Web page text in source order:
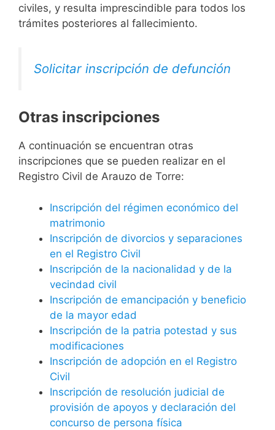
civiles, y resulta imprescindible para todos los
trámites posteriores al fallecimiento.
Solicitar inscripción de defunción
Otras inscripciones
A continuación se encuentran otras
inscripciones que se pueden realizar en el
Registro Civil de Arauzo de Torre:
Inscripción del régimen económico del
matrimonio
Inscripción de divorcios y separaciones
en el Registro Civil
Inscripción de la nacionalidad y de la
vecindad civil
Inscripción de emancipación y beneficio
de la mayor edad
Inscripción de la patria potestad y sus
modificaciones
Inscripción de adopción en el Registro
Civil
Inscripción de resolución judicial de
provisión de apoyos y declaración del
concurso de persona física